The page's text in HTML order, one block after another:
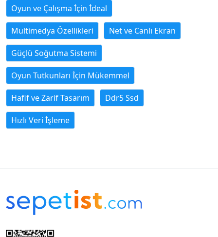
Oyun ve Çalışma İçin İdeal
Multimedya Özellikleri Net ve Canlı Ekran
Güçlü Soğutma Sistemi
Oyun Tutkunları İçin Mükemmel
Hafif ve Zarif Tasarım Ddr5 Ssd
Hızlı Veri İşleme